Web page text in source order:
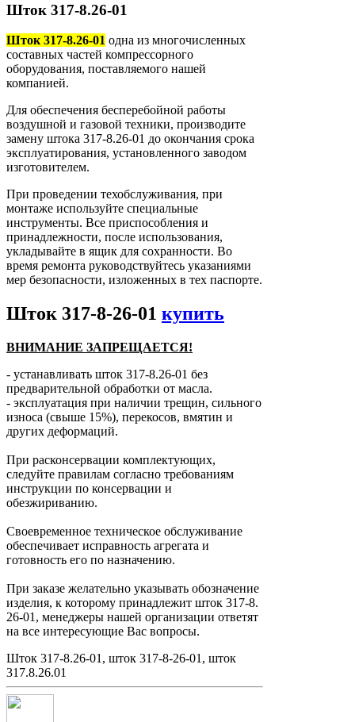
Шток 317-8.26-01
Шток 317-8.26-01 одна из многочисленных
составных частей компрессорного
оборудования, поставляемого нашей
компанией.
Для обеспечения бесперебойной работы
воздушной и газовой техники, производите
замену штока 317-8.26-01 до окончания срока
эксплуатирования, установленного заводом
изготовителем.
При проведении техобслуживания, при
монтаже используйте специальные
инструменты. Все приспособления и
принадлежности, после использования,
укладывайте в ящик для сохранности. Во
время ремонта руководствуйтесь указаниями
мер безопасности, изложенных в тех паспорте.
Шток 317-8-26-01 купить
ВНИМАНИЕ ЗАПРЕЩАЕТСЯ!
- устанавливать шток 317-8.26-01 без
предварительной обработки от масла.
- эксплуатация при наличии трещин, сильного
износа (свыше 15%), перекосов, вмятин и
других деформаций.
При расконсервации комплектующих,
следуйте правилам согласно требованиям
инструкции по консервации и
обезжириванию.
Своевременное техническое обслуживание
обеспечивает исправность агрегата и
готовность его по назначению.
При заказе желательно указывать обозначение
изделия, к которому принадлежит шток 317-8.
26-01, менеджеры нашей организации ответят
на все интересующие Вас вопросы.
Шток 317-8.26-01, шток 317-8-26-01, шток
317.8.26.01